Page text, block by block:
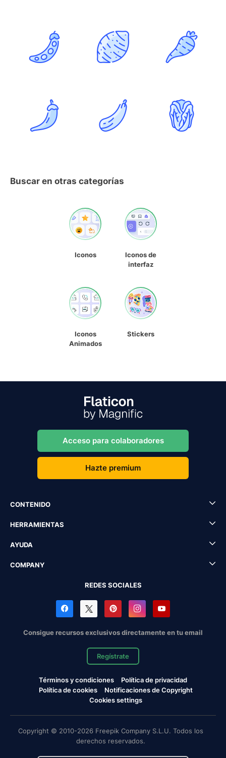
Buscar en otras categorías
Iconos
Iconos de
interfaz
Iconos
Animados
Stickers
Acceso para colaboradores
Hazte premium
CONTENIDO
HERRAMIENTAS
AYUDA
COMPANY
REDES SOCIALES
Consigue recursos exclusivos directamente en tu email
Regístrate
Términos y condiciones
Política de privacidad
Política de cookies
Notificaciones de Copyright
Cookies settings
Copyright © 2010-2026 Freepik Company S.L.U. Todos los
derechos reservados.